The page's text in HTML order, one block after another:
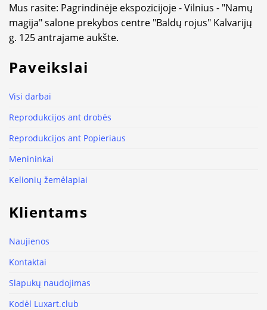
Mus rasite: Pagrindinėje ekspozicijoje - Vilnius - "Namų
magija" salone prekybos centre "Baldų rojus" Kalvarijų
g. 125 antrajame aukšte.
Paveikslai
Visi darbai
Reprodukcijos ant drobės
Reprodukcijos ant Popieriaus
Menininkai
Kelionių žemėlapiai
Klientams
Naujienos
Kontaktai
Slapukų naudojimas
Kodėl Luxart.club